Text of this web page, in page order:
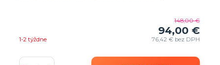
148,00 €
94,00 €
76,42 € bez DPH
1-2 týždne